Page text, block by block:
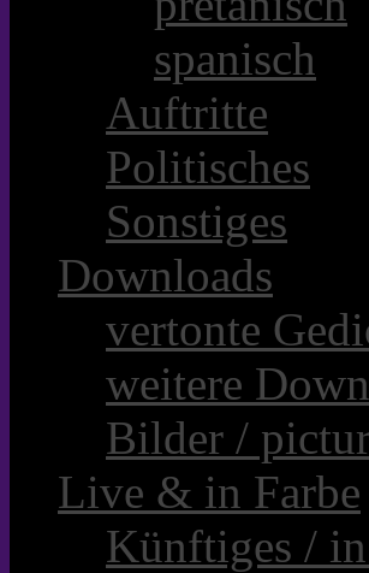
spanisch
Auftritte
Politisches
Sonstiges
Downloads
vertonte
weitere
Bilder /
Live & in Farbe
Künftiges /